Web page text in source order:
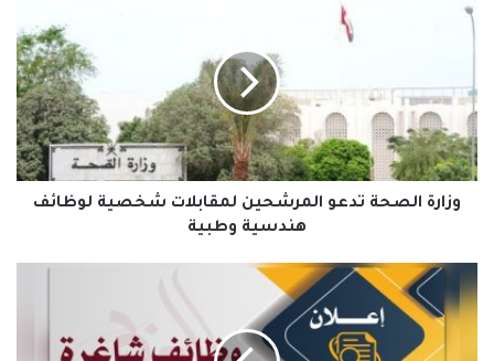
الصحة
لمقابلات
شخصية
لوظائف
هندسية
وطبية
وزارة الصحة تدعو المرشحين لمقابلات شخصية لوظائف
هندسية وطبية
العمل
تعلن